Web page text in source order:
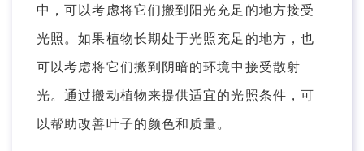
中，可以考虑将它们搬到阳光充足的地方接受
光照。如果植物长期处于光照充足的地方，也
可以考虑将它们搬到阴暗的环境中接受散射
光。通过搬动植物来提供适宜的光照条件，可
以帮助改善叶子的颜色和质量。